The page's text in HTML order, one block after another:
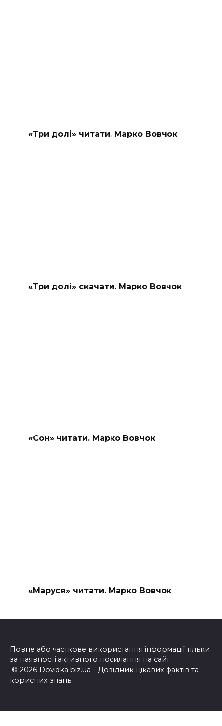
«Три долі» читати. Марко Вовчок
«Три долі» скачати. Марко Вовчок
«Сон» читати. Марко Вовчок
«Маруся» читати. Марко Вовчок
Повне або часткове використання інформації тільки
за наявності активного посилання на сайт
© 2026 Dovidka.biz.ua - Довідник цікавих фактів та
корисних знань